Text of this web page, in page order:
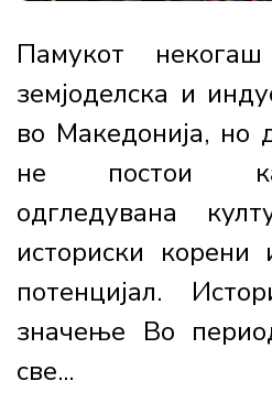
Памукот
земјоделска и
во Македонија, но
не постои
одгледувана
историски корени
потенцијал.
значење Во
све...